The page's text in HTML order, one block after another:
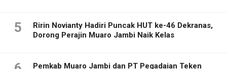
5
Ririn Novianty Hadiri Puncak HUT ke-46 Dekranas,
Dorong Perajin Muaro Jambi Naik Kelas
Pemkab Muaro Jambi dan PT Pegadaian Teken